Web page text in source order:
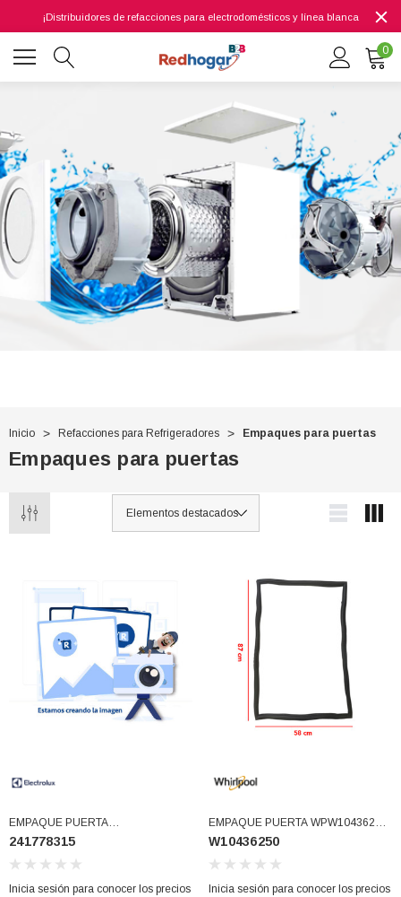
¡Distribuidores de refacciones para electrodomésticos y línea blanca
0
Inicio Refacciones para Refrigeradores Empaques para puertas
Empaques para puertas
EMPAQUE PUERTA
REGRIGERADOR (241778315)
241778315
Inicia sesión para conocer los precios
EMPAQUE PUERTA WPW10436250
(W10436250)
W10436250
Inicia sesión para conocer los precios